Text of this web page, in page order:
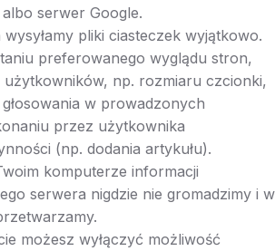
serwer Google.
pliki ciasteczek wyjątkowo.
preferowanego wyglądu stron,
np. rozmiaru czcionki,
w prowadzonych
przez użytkownika
(np. dodania artykułu).
komputerze informacji
serwera nigdzie nie gromadzimy i w
możesz wyłączyć możliwość